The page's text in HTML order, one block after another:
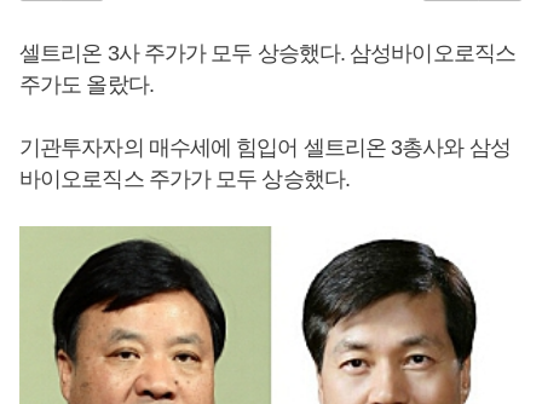
셀트리온 3사 주가가 모두 상승했다. 삼성바이오로직스
주가도 올랐다.
기관투자자의 매수세에 힘입어 셀트리온 3총사와 삼성
바이오로직스 주가가 모두 상승했다.